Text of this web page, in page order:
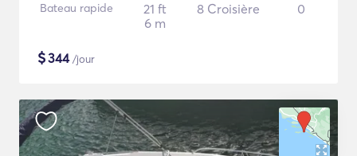
Bateau rapide
21 ft
6 m
8 Croisière 0
$344/jour